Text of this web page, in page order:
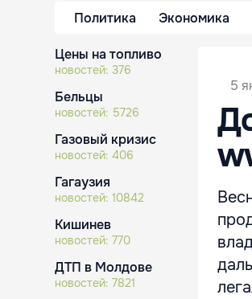
Политика Экономика
Цены на топливо
новостей: 376
Бельцы
новостей: 5726
Газовый кризис
новостей: 406
Гагаузия
новостей: 10842
Кишинев
новостей: 770
ДТП в Молдове
новостей: 7821
5